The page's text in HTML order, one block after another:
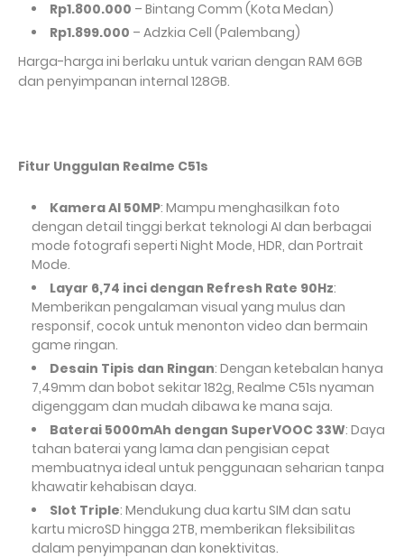
Rp1.800.000 – Bintang Comm (Kota Medan)
Rp1.899.000 – Adzkia Cell (Palembang)
Harga-harga ini berlaku untuk varian dengan RAM 6GB
dan penyimpanan internal 128GB.
Fitur Unggulan Realme C51s
Kamera AI 50MP: Mampu menghasilkan foto
dengan detail tinggi berkat teknologi AI dan berbagai
mode fotografi seperti Night Mode, HDR, dan Portrait
Mode.
Layar 6,74 inci dengan Refresh Rate 90Hz:
Memberikan pengalaman visual yang mulus dan
responsif, cocok untuk menonton video dan bermain
game ringan.
Desain Tipis dan Ringan: Dengan ketebalan hanya
7,49mm dan bobot sekitar 182g, Realme C51s nyaman
digenggam dan mudah dibawa ke mana saja.
Baterai 5000mAh dengan SuperVOOC 33W: Daya
tahan baterai yang lama dan pengisian cepat
membuatnya ideal untuk penggunaan seharian tanpa
khawatir kehabisan daya.
Slot Triple: Mendukung dua kartu SIM dan satu
kartu microSD hingga 2TB, memberikan fleksibilitas
dalam penyimpanan dan konektivitas.